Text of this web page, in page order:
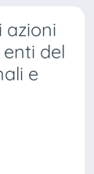
azioni
del
e